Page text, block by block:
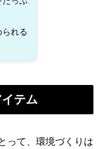
られる
テム
って、環境づくりは